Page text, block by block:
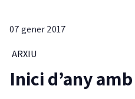
07 gener 2017
ARXIU
Inici d’any